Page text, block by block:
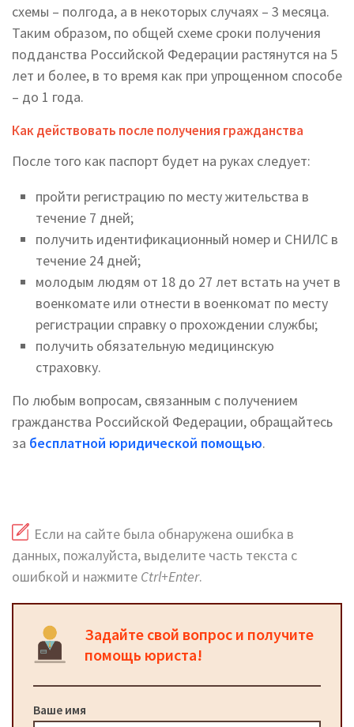
схемы – полгода, а в некоторых случаях – 3 месяца.
Таким образом, по общей схеме сроки получения
подданства Российской Федерации растянутся на 5
лет и более, в то время как при упрощенном способе
– до 1 года.
Как действовать после получения гражданства
После того как паспорт будет на руках следует:
пройти регистрацию по месту жительства в
течение 7 дней;
получить идентификационный номер и СНИЛС в
течение 24 дней;
молодым людям от 18 до 27 лет встать на учет в
военкомате или отнести в военкомат по месту
регистрации справку о прохождении службы;
получить обязательную медицинскую
страховку.
По любым вопросам, связанным с получением
гражданства Российской Федерации, обращайтесь
за бесплатной юридической помощью.
Если на сайте была обнаружена ошибка в
данных, пожалуйста, выделите часть текста с
ошибкой и нажмите Ctrl+Enter.
Задайте свой вопрос и получите
помощь юриста!
Ваше имя